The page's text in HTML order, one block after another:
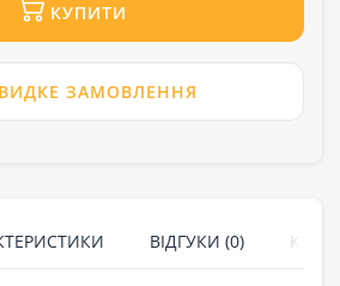
КУПИТИ
ЗАМОВЛЕННЯ
ВІДГУКИ (0)